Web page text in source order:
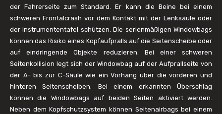
der Fahrerseite zum Standard. Er kann die Beine bei einem
schweren Frontalcrash vor dem Kontakt mit der Lenksäule oder
der Instrumententafel schützen. Die serienmäßigen Windowbags
können das Risiko eines Kopfaufpralls auf die Seitenscheibe oder
auf eindringende Objekte reduzieren. Bei einer schweren
Seitenkollision legt sich der Windowbag auf der Aufprallseite von
der A- bis zur C-Säule wie ein Vorhang über die vorderen und
hinteren Seitenscheiben. Bei einem erkannten Überschlag
können die Windowbags auf beiden Seiten aktiviert werden.
Neben dem Kopfschutzsystem können Seitenairbags bei einem